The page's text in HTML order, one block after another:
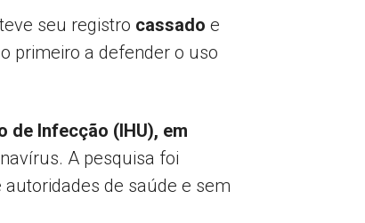
seu registro cassado e
primeiro a defender o uso
de Infecção (IHU), em
A pesquisa foi
de saúde e sem